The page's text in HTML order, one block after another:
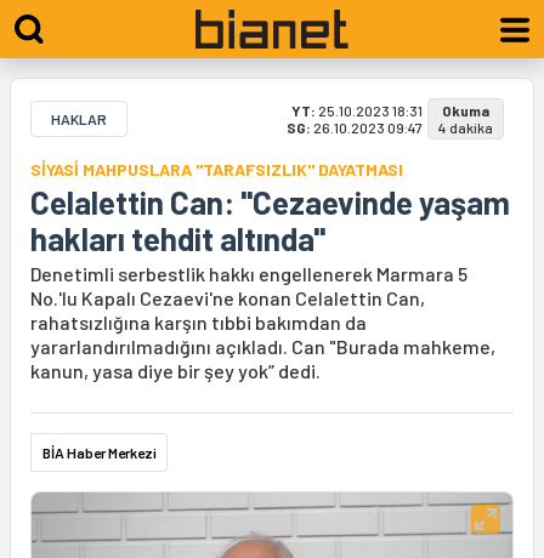
HAKLAR YT: 25.10.2023 18:31
SG: 26.10.2023 09:47
Okuma
4 dakika
SİYASİ MAHPUSLARA "TARAFSIZLIK" DAYATMASI
Celalettin Can: "Cezaevinde yaşam
hakları tehdit altında"
Denetimli serbestlik hakkı engellenerek Marmara 5
No.'lu Kapalı Cezaevi'ne konan Celalettin Can,
rahatsızlığına karşın tıbbi bakımdan da
yararlandırılmadığını açıkladı. Can "Burada mahkeme,
kanun, yasa diye bir şey yok” dedi.
BİA Haber Merkezi